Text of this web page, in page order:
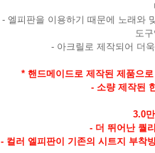
- 엘피판을 이용하기 때문에 노래와
도
- 아크릴로 제작되어 더
* 핸드메이드로 제작된 제품으
- 소량 제작된
3.0
- 더 뛰어난 퀄
- 컬러 엘피판이 기존의 시트지 부착